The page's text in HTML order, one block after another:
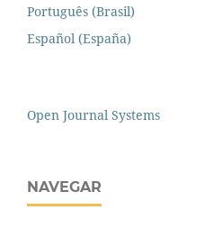
Português (Brasil)
Español (España)
Open Journal Systems
NAVEGAR